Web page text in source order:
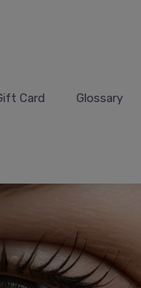
Card Glossary